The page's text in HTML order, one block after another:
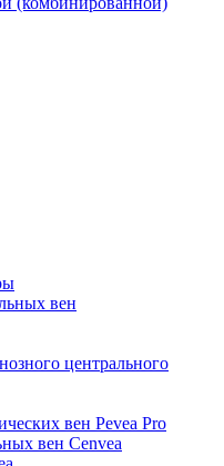
вен
центрального
вен Pevea Pro
вен Cenvea